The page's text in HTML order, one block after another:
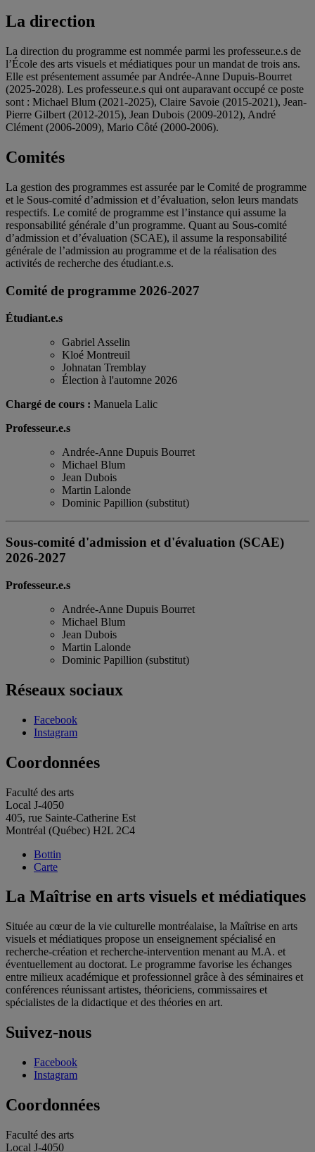
La direction
La direction du programme est nommée parmi les professeur.e.s de
l’École des arts visuels et médiatiques pour un mandat de trois ans.
Elle est présentement assumée par Andrée-Anne Dupuis-Bourret
(2025-2028). Les professeur.e.s qui ont auparavant occupé ce poste
sont : Michael Blum (2021-2025), Claire Savoie (2015-2021), Jean-
Pierre Gilbert (2012-2015), Jean Dubois (2009-2012), André
Clément (2006-2009), Mario Côté (2000-2006).
Comités
La gestion des programmes est assurée par le Comité de programme
et le Sous-comité d’admission et d’évaluation, selon leurs mandats
respectifs. Le comité de programme est l’instance qui assume la
responsabilité générale d’un programme. Quant au Sous-comité
d’admission et d’évaluation (SCAE), il assume la responsabilité
générale de l’admission au programme et de la réalisation des
activités de recherche des étudiant.e.s.
Comité de programme 2026-2027
Étudiant.e.s
Gabriel Asselin
Kloé Montreuil
Johnatan Tremblay
Élection à l'automne 2026
Chargé de cours : Manuela Lalic
Professeur.e.s
Andrée-Anne Dupuis Bourret
Michael Blum
Jean Dubois
Martin Lalonde
Dominic Papillion (substitut)
Sous-comité d'admission et d'évaluation (SCAE)
2026-2027
Professeur.e.s
Andrée-Anne Dupuis Bourret
Michael Blum
Jean Dubois
Martin Lalonde
Dominic Papillion (substitut)
Réseaux sociaux
Facebook
Instagram
Coordonnées
Faculté des arts
Local J-4050
405, rue Sainte-Catherine Est
Montréal (Québec) H2L 2C4
Bottin
Carte
La Maîtrise en arts visuels et médiatiques
Située au cœur de la vie culturelle montréalaise, la Maîtrise en arts
visuels et médiatiques propose un enseignement spécialisé en
recherche-création et recherche-intervention menant au M.A. et
éventuellement au doctorat. Le programme favorise les échanges
entre milieux académique et professionnel grâce à des séminaires et
conférences réunissant artistes, théoriciens, commissaires et
spécialistes de la didactique et des théories en art.
Suivez-nous
Facebook
Instagram
Coordonnées
Faculté des arts
Local J-4050